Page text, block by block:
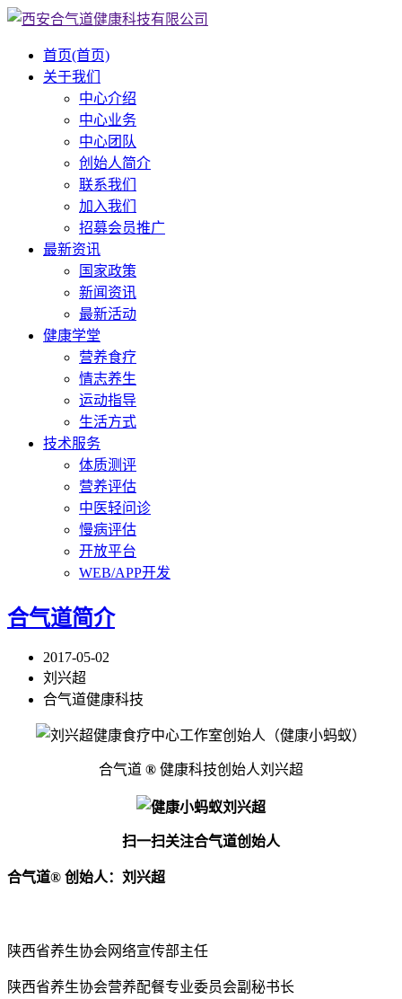
首页(首页)
关于我们
中心介绍
中心业务
中心团队
创始人简介
联系我们
加入我们
招募会员推广
最新资讯
国家政策
新闻资讯
最新活动
健康学堂
营养食疗
情志养生
运动指导
生活方式
技术服务
体质测评
营养评估
中医轻问诊
慢病评估
开放平台
WEB/APP开发
合气道简介
2017-05-02
刘兴超
合气道健康科技
合气道 ® 健康科技创始人刘兴超
扫一扫关注合气道创始人
合气道® 创始人：刘兴超
陕西省养生协会网络宣传部主任
陕西省养生协会营养配餐专业委员会副秘书长